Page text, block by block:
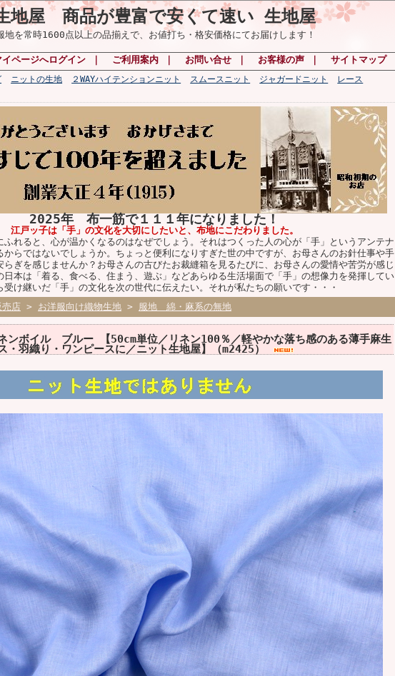
地屋 商品が豊富で安くて速い 生地屋
地を常時1600点以上の品揃えで、お値打ち・格安価格にてお届けします！
イページへログイン ご利用案内 お問い合せ お客様の声 サイトマップ
ニットの生地 ２WAYハイテンションニット スムースニット ジャガードニット
レース
2025年 布一筋で１１１年になりました！
江戸ッ子は「手」の文化を大切にしたいと、布地にこだわりました。
れると、心が温かくなるのはなぜでしょう。それはつくった人の心が「手」というアンテナ
からではないでしょうか。ちょっと便利になりすぎた世の中ですが、お母さんのお針仕事や手
らぎを感じませんか？お母さんの古びたお裁縫箱を見るたびに、お母さんの愛情や苦労が感じ
日本は「着る、食べる、住まう、遊ぶ」などあらゆる生活場面で「手」の想像力を発揮してい
受け継いだ「手」の文化を次の世代に伝えたい。それが私たちの願いです・・・
店 > お洋服向け織物生地 > 服地 綿・麻系の無地
ンボイル ブルー 【50cm単位／リネン100％／軽やかな落ち感のある薄手麻生
・羽織り・ワンピースに／ニット生地屋】（m2425）